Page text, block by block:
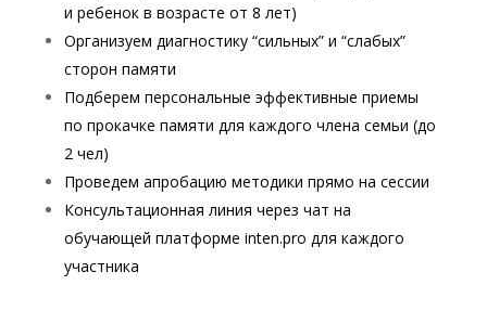
и ребенок в возрасте от 8 лет)
Организуем диагностику “сильных” и “слабых”
сторон памяти
Подберем персональные эффективные приемы
по прокачке памяти для каждого члена семьи (до
2 чел)
Проведем апробацию методики прямо на сессии
Консультационная линия через чат на
обучающей платформе inten.pro для каждого
участника